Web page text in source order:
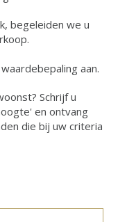
begeleiden we u
aan.
Schrijf u
en ontvang
die bij uw criteria